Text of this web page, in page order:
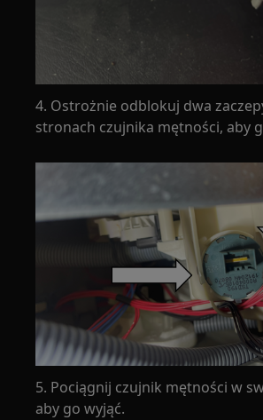
4. Ostrożnie odblokuj dwa
stronach czujnika mętności, aby
5. Pociągnij czujnik mętności w
aby go wyjąć.